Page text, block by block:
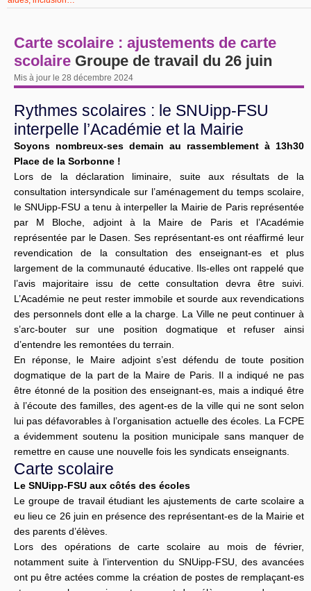
Carte scolaire : ajustements de carte
scolaire Groupe de travail du 26 juin
Mis à jour le 28 décembre 2024
Rythmes scolaires : le SNUipp-FSU
interpelle l’Académie et la Mairie
Soyons nombreux-ses demain au rassemblement à 13h30
Place de la Sorbonne !
Lors de la déclaration liminaire, suite aux résultats de la
consultation intersyndicale sur l’aménagement du temps scolaire,
le SNUipp-FSU a tenu à interpeller la Mairie de Paris représentée
par M Bloche, adjoint à la Maire de Paris et l’Académie
représentée par le Dasen. Ses représentant-es ont réaffirmé leur
revendication de la consultation des enseignant-es et plus
largement de la communauté éducative. Ils-elles ont rappelé que
l’avis majoritaire issu de cette consultation devra être suivi.
L’Académie ne peut rester immobile et sourde aux revendications
des personnels dont elle a la charge. La Ville ne peut continuer à
s’arc-bouter sur une position dogmatique et refuser ainsi
d’entendre les remontées du terrain.
En réponse, le Maire adjoint s’est défendu de toute position
dogmatique de la part de la Maire de Paris. Il a indiqué ne pas
être étonné de la position des enseignant-es, mais a indiqué être
à l’écoute des familles, des agent-es de la ville qui ne sont selon
lui pas défavorables à l’organisation actuelle des écoles. La FCPE
a évidemment soutenu la position municipale sans manquer de
remettre en cause une nouvelle fois les syndicats enseignants.
Carte scolaire
Le SNUipp-FSU aux côtés des écoles
Le groupe de travail étudiant les ajustements de carte scolaire a
eu lieu ce 26 juin en présence des représentant-es de la Mairie et
des parents d’élèves.
Lors des opérations de carte scolaire au mois de février,
notamment suite à l’intervention du SNUipp-FSU, des avancées
ont pu être actées comme la création de postes de remplaçant-es